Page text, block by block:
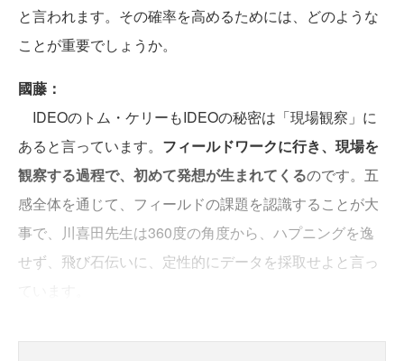
と言われます。その確率を高めるためには、どのような
ことが重要でしょうか。
國藤：
IDEOのトム・ケリーもIDEOの秘密は「現場観察」に
あると言っています。 フィールドワークに行き、現場を
観察する過程で、初めて発想が生まれてくるのです。五
感全体を通じて、フィールドの課題を認識することが大
事で、川喜田先生は360度の角度から、ハプニングを逸
せず、飛び石伝いに、定性的にデータを採取せよと言っ